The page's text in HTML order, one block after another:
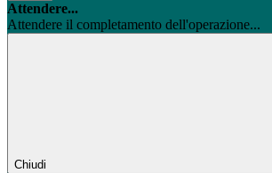
Attendere...
Attendere il completamento dell'operazione...
Chiudi